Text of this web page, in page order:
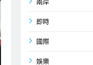
兩岸
即時
國際
娛樂